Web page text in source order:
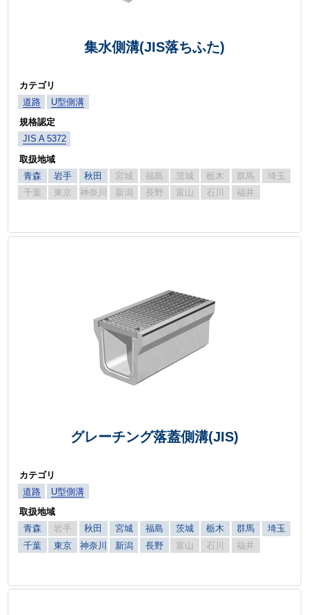
集水側溝(JIS落ちふた)
カテゴリ
道路
U型側溝
規格認定
JIS A 5372
取扱地域
青森
岩手 秋田 宮城 福島 茨城 栃木 群馬
埼玉
千葉
東京 神奈川 新潟 長野 富山 石川 福井
グレーチング落蓋側溝(JIS)
カテゴリ
道路
U型側溝
取扱地域
青森
岩手 秋田 宮城 福島 茨城 栃木 群馬
埼玉
千葉
東京 神奈川 新潟 長野 富山 石川 福井